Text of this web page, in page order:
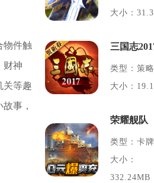
物件触
财神
关等趣
事，
大小：
三国志
类型：策
大小：
荣耀舰队
类型：卡
大小：
332.24MB